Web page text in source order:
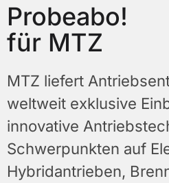
Probeabo!
für MTZ
MTZ liefert
weltweit exklusive
innovative
Schwerpunkten auf
Hybridantrieben,